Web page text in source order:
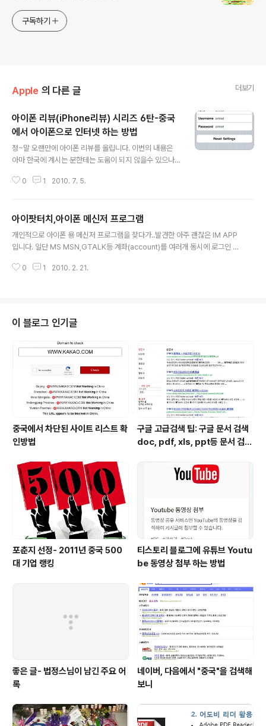
구독하기
Apple 의 다른 글 더보기
아이폰 리뷰(iPhone리뷰) 시리즈 6탄-중국
에서 아이폰으로 인터넷 하는 방법
정~말 오랜만에 아이폰 리뷰를 올립니다. 이번의 내용은
아마 한국에 계시는 분한테는 도움이 되지 않을수 있으나,
도움이 되지 않을가 싶네요. 우선, 중국에서 정상적으로 사
가격도 틀립니다. 상해에서는 70MB/월에 10위엔 합니다.
우선, China Mobile을 사용하신다면 GPRS패키지를 선
택하시는게 좋을듯 싶습니다. 저는 개인적으로 70MB/월
S 설정 방법: Settings-General-Network-Cellular
0 1 2010. 7. 5.
아이팟터치,아이폰 메신저 프로그램
개인적으로 아이폰 용 메신저 프로그램을 찾다가..발견한 아주 괜찮은 IM APP
입니다. 일단 MS MSN,GTALK등 계좌(account)를 여러개 동시에 로그인 할
니다. 설치 방법: 아이폰이나 아이팟 터치를 컴퓨터와 연결한 뒤 더블 클릭해서
됩니다. 2010년2월21일 업데이트: 아이폰용 무료 메신저 프로그램은 Nimbu
zz!를 추천합니다. 메신저는 물론이고 구글 토크, 스카이프 등등을 모두 동시..
0 1 2010. 2. 21.
이 블로그 인기글
중국에서 차단된 사이트 리스트 확
인방법
구글 고급검색 팁: 구글 문서 검색
doc, pdf, xls, ppt등 문서 검색
포춘지 선정- 2011년 중국 500
대 기업 랭킹
티스토리 블로그에 유튜브 Youtu
be 동영상 첨부 하는 방법
좋은 글- 법정스님이 남긴 주요 어
록
네이버, 다음에서 "중국"을 검색해
보니